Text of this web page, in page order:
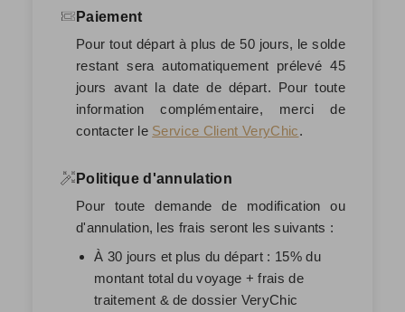
Paiement
Pour tout départ à plus de 50 jours, le solde
restant sera automatiquement prélevé45
jours avant la date de départ. Pour toute
information complémentaire, merci de
contacter le Service Client VeryChic.
Politique d'annulation
Pour toute demande de modification ou
d'annulation, les frais seront les suivants :
À 30 jours et plus du départ : 15% du
montant total du voyage + frais de
traitement & de dossier VeryChic